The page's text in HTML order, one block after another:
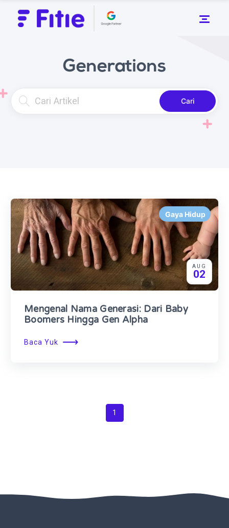
Generations
Cari
Gaya Hidup
AUG
02
Mengenal Nama Generasi: Dari Baby
Boomers Hingga Gen Alpha
Baca Yuk ⟶
1